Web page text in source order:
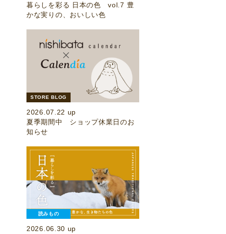
暮らしを彩る 日本の色 vol.7 豊
かな実りの、おいしい色
STORE BLOG
2026.07.22 up
夏季期間中 ショップ休業日のお
知らせ
読みもの
2026.06.30 up